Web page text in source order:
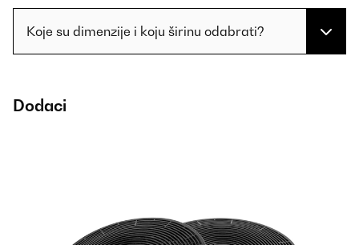
Koje su dimenzije i koju širinu odabrati?
Dodaci